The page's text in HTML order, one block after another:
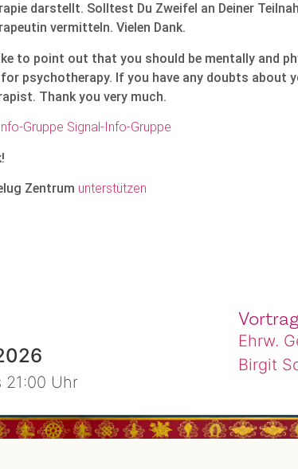
darstellt. Solltest Du Zweifel an Deiner
vermitteln. Vielen Dank.
to point out that you should be mentally and
psychotherapy. If you have any doubts about
Thank you very much.
Gruppe Signal-Info-Gruppe
Zentrum unterstützen
21:00 Uhr
Ehrw.
Birgit